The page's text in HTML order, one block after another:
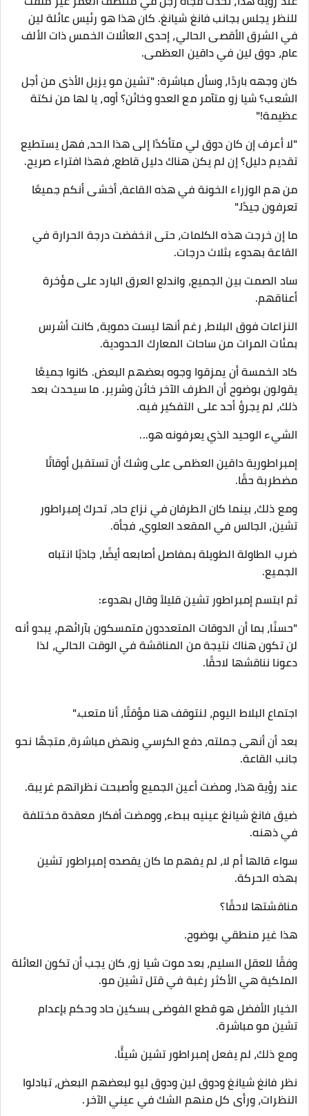
للنظر يجلس بجانب فانغ شيانغ. كان هذا هو رئيس عائلة لين
في الشرق الأقصى الحالي، إحدى العائلات الخمس ذات الألف
عام، دوق لين في داقين العظمى.
كان وجهه باردًا، وسأل مباشرة: "تشين مو يزيل الأذى من أجل
الشعب؟ شيا زو متآمر مع العدو وخائن؟ أوه، يا لها من نكتة
عظيمة!"
"لا أعرف إن كان دوق لي متأكدًا إلى هذا الحد، فهل يستطيع
تقديم دليل؟ إن لم يكن هناك دليل قاطع، فهذا افتراء صريح.
من هم الوزراء الخونة في هذه القاعة، أخشى أنكم جميعًا
تعرفون جيدًا."
ما إن خرجت هذه الكلمات، حتى انخفضت درجة الحرارة في
القاعة بهدوء بثلاث درجات.
ساد الصمت بين الجميع، واندلع العرق البارد على مؤخرة
أعناقهم.
النزاعات فوق البلاط، رغم أنها ليست دموية، كانت أشرس
بمئات المرات من ساحات المعارك الحدودية.
كاد الخمسة أن يمزقوا وجوه بعضهم البعض. كانوا جميعًا
يقولون بوضوح أن الطرف الآخر خائن وشرير. ما سيحدث بعد
ذلك، لم يجرؤ أحد على التفكير فيه.
الشيء الوحيد الذي يعرفونه هو...
إمبراطورية داقين العظمى على وشك أن تستقبل أوقاتًا
مضطربة حقًا.
ومع ذلك، بينما كان الطرفان في نزاع حاد، تحرك إمبراطور
تشين، الجالس في المقعد العلوي، فجأة.
ضرب الطاولة الطويلة بمفاصل أصابعه أيضًا، جاذبًا انتباه
الجميع.
ثم ابتسم إمبراطور تشين قليلاً وقال بهدوء:
"حسنًا، بما أن الدوقات المتعددون متمسكون بآرائهم، يبدو أنه
لن تكون هناك نتيجة من المناقشة في الوقت الحالي، لذا
دعونا نناقشها لاحقًا.
اجتماع البلاط اليوم، لنتوقف هنا مؤقتًا، أنا متعب."
بعد أن أنهى جملته، دفع الكرسي ونهض مباشرة، متجهًا نحو
جانب القاعة.
عند رؤية هذا، ومضت أعين الجميع وأصبحت نظراتهم غريبة.
ضيق فانغ شيانغ عينيه ببطء، وومضت أفكار معقدة مختلفة
في ذهنه.
سواء قالها أم لا، لم يفهم ما كان يقصده إمبراطور تشين
بهذه الحركة.
مناقشتها لاحقًا؟
هذا غير منطقي بوضوح.
وفقًا للعقل السليم، بعد موت شيا زو، كان يجب أن تكون العائلة
الملكية هي الأكثر رغبة في قتل تشين مو.
الخيار الأفضل هو قطع الفوضى بسكين حاد وحكم بإعدام
تشين مو مباشرة.
ومع ذلك، لم يفعل إمبراطور تشين شيئًا.
نظر فانغ شيانغ ودوق لين ودوق ليو لبعضهم البعض، تبادلوا
النظرات، ورأى كل منهم الشك في عيني الآخر.